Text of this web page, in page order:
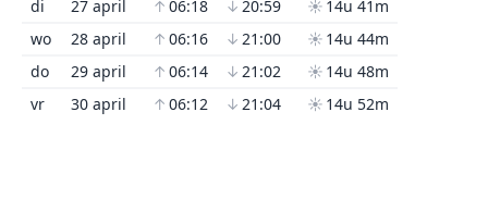
di
27 april ↑ 06:18 ↓ 20:59 ☀ 14u 41m
wo
28 april ↑ 06:16 ↓ 21:00 ☀ 14u 44m
do
29 april ↑ 06:14 ↓ 21:02 ☀ 14u 48m
vr
30 april ↑ 06:12 ↓ 21:04 ☀ 14u 52m